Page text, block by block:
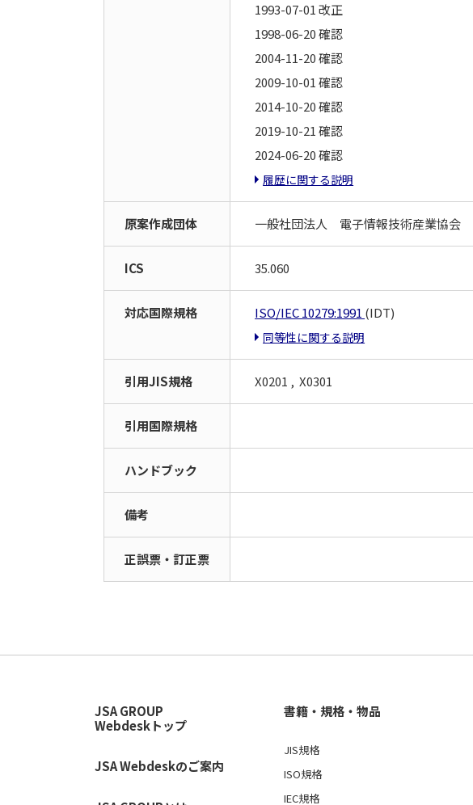
1993-07-01 改正
1998-06-20 確認
2004-11-20 確認
2009-10-01 確認
2014-10-20 確認
2019-10-21 確認
2024-06-20 確認
履歴に関する説明
原案作成団体 一般社団法人 電子情報技術産業協会
ICS 35.060
対応国際規格 ISO/IEC 10279:1991 (IDT)
同等性に関する説明
引用JIS規格 X0201 , X0301
引用国際規格
ハンドブック
備考
正誤票・訂正票
JSA GROUP
Webdeskトップ
JSA Webdeskのご案内
書籍・規格・物品
JIS規格
ISO規格
IEC規格